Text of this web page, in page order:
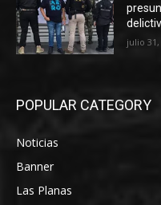
julio 31,
POPULAR CATEGORY
Noticias
Banner
Las Planas